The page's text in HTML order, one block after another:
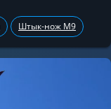
Штык-нож М9